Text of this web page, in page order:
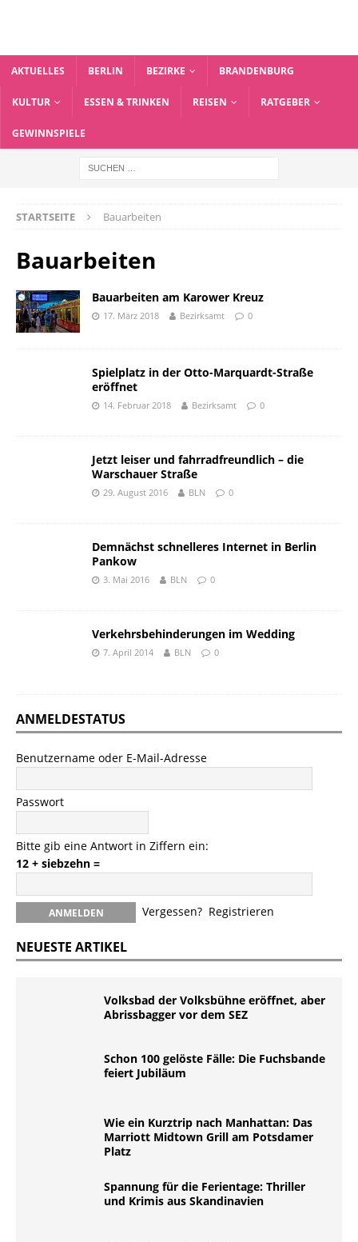
AKTUELLES BERLIN BEZIRKE BRANDENBURG
KULTUR ESSEN & TRINKEN REISEN RATGEBER
GEWINNSPIELE
STARTSEITE Bauarbeiten
Bauarbeiten
Bauarbeiten am Karower Kreuz
17. März 2018 Bezirksamt 0
Spielplatz in der Otto-Marquardt-Straße
eröffnet
14. Februar 2018 Bezirksamt 0
Jetzt leiser und fahrradfreundlich – die
Warschauer Straße
29. August 2016 BLN 0
Demnächst schnelleres Internet in Berlin
Pankow
3. Mai 2016 BLN 0
Verkehrsbehinderungen im Wedding
7. April 2014 BLN 0
ANMELDESTATUS
Benutzername oder E-Mail-Adresse
Passwort
Bitte gib eine Antwort in Ziffern ein:
12 + siebzehn =
Vergessen? Registrieren
NEUESTE ARTIKEL
Volksbad der Volksbühne eröffnet, aber
Abrissbagger vor dem SEZ
Schon 100 gelöste Fälle: Die Fuchsbande
feiert Jubiläum
Wie ein Kurztrip nach Manhattan: Das
Marriott Midtown Grill am Potsdamer
Platz
Spannung für die Ferientage: Thriller
und Krimis aus Skandinavien